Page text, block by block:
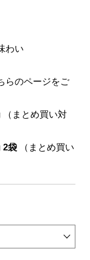
わい
らのページをご
（まとめ買い対
2袋（まとめ買い